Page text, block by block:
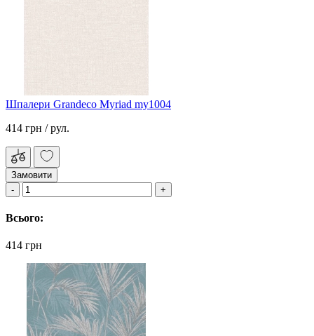
Шпалери Grandeco Myriad my1004
414 грн / рул.
Замовити
Всього:
414 грн